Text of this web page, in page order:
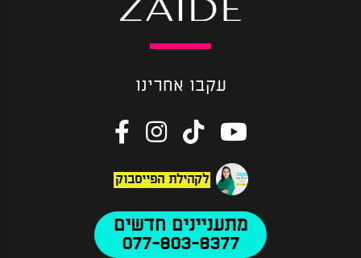
עקבו אחרינו
לקהילת הפייסבוק
מתעניינים חדשים
077-803-8377